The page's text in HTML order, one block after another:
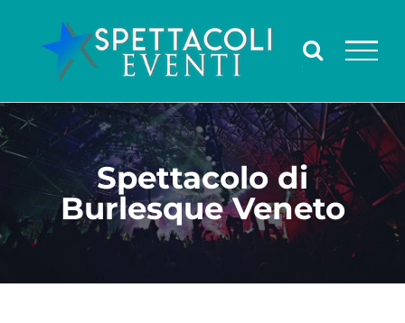
contenuto
Spettacolo di
Burlesque Veneto